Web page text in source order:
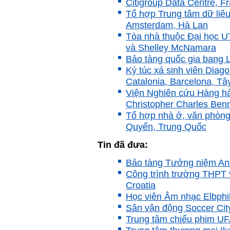
Citigroup Data Centre,
Tổ hợp Trung tâm dữ
Amsterdam, Hà Lan
Tòa nhà thuộc Đại học
và Shelley McNamara
Bảo tàng quốc gia bang
Ký túc xá sinh viên
Catalonia, Barcelona,
Viện Nghiên cứu Hàng
Christopher Charles
Tổ hợp nhà ở, văn
Quyến, Trung Quốc
Tin đã đưa:
Bảo tàng Tưởng niệm
Công trình trường THPT
Croatia
Học viên Âm nhạc
Sân vận động Soccer
Trung tâm chiếu phim